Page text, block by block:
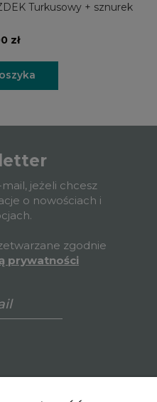
Turkusowy + sznurek
zł
jeżeli chcesz
o nowościach i
zgodnie
prywatności